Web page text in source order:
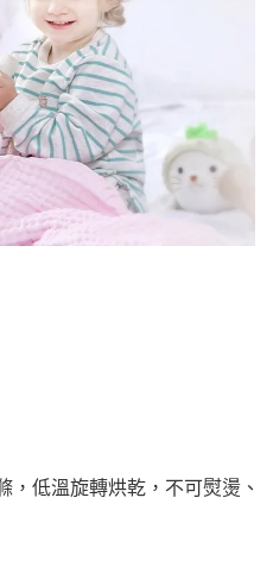
，低溫旋轉烘乾，不可熨燙、